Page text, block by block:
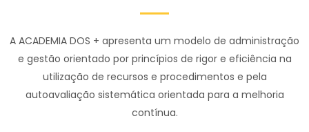
A ACADEMIA DOS + apresenta um modelo de administração
e gestão orientado por princípios de rigor e eficiência na
utilização de recursos e procedimentos e pela
autoavaliação sistemática orientada para a melhoria
contínua.